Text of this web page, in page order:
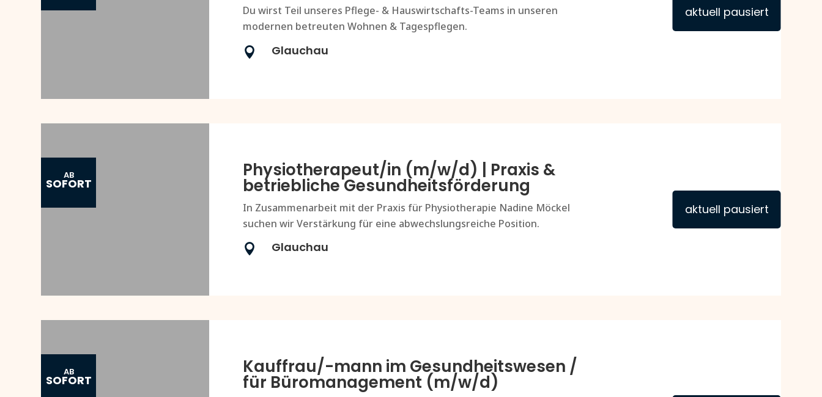
Du wirst Teil unseres Pflege- & Hauswirtschafts-Teams in unseren
modernen betreuten Wohnen & Tagespflegen.

Glauchau
aktuell pausiert
AB
SOFORT
Physiotherapeut/in (m/w/d) | Praxis &
betriebliche Gesundheitsförderung
In Zusammenarbeit mit der Praxis für Physiotherapie Nadine Möckel
suchen wir Verstärkung für eine abwechslungsreiche Position.

Glauchau
aktuell pausiert
AB
SOFORT
Kauffrau/-mann im Gesundheitswesen /
für Büromanagement (m/w/d)